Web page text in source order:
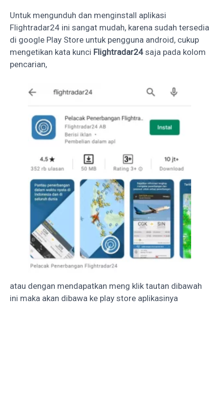
Untuk mengunduh dan menginstall aplikasi
Flightradar24 ini sangat mudah, karena sudah tersedia
di google Play Store untuk pengguna android, cukup
mengetikan kata kunci Flightradar24 saja pada kolom
pencarian,
atau dengan mendapatkan meng klik tautan dibawah
ini maka akan dibawa ke play store aplikasinya